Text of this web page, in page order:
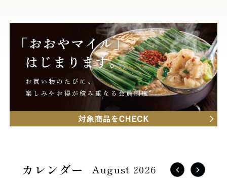
August 2026